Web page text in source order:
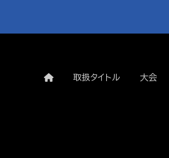
取扱タイトル 大会